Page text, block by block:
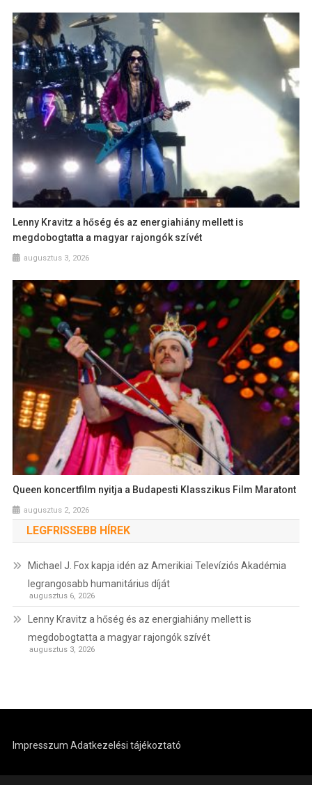
Lenny Kravitz a hőség és az energiahiány mellett is
megdobogtatta a magyar rajongók szívét
augusztus 3, 2026
Queen koncertfilm nyitja a Budapesti Klasszikus Film Maratont
augusztus 2, 2026
LEGFRISSEBB HÍREK
Michael J. Fox kapja idén az Amerikiai Televíziós Akadémia
legrangosabb humanitárius díját
augusztus 6, 2026
Lenny Kravitz a hőség és az energiahiány mellett is
megdobogtatta a magyar rajongók szívét
augusztus 3, 2026
Impresszum Adatkezelési tájékoztató